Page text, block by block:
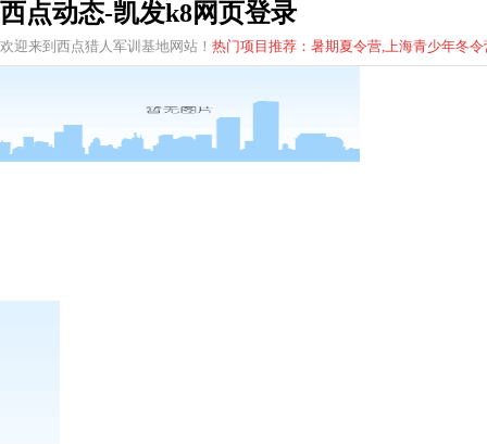
西点动态-凯发k8网页登录
欢迎来到西点猎人军训基地网站！ 热门项目推荐：暑期夏令营,上海青少年冬令